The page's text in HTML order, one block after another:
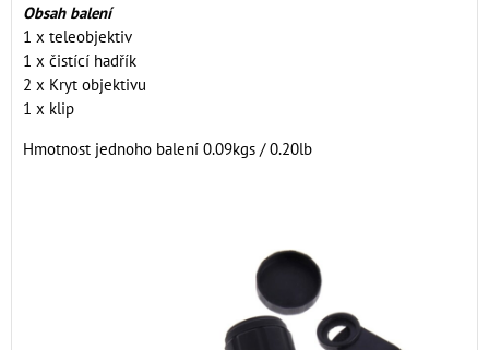
Obsah balení
1 x teleobjektiv
1 x čistící hadřík
2 x Kryt objektivu
1 x klip
Hmotnost jednoho balení 0.09kgs / 0.20lb